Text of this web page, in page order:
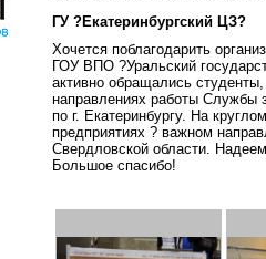
ГУ ?Екатеринбургский ЦЗ?
Хочется поблагодарить
ГОУ ВПО ?Уральский
активно обращались
направлениях работы Службы
по г. Екатеринбургу. На
предприятиях ? важном
Свердловской области.
Большое спасибо!